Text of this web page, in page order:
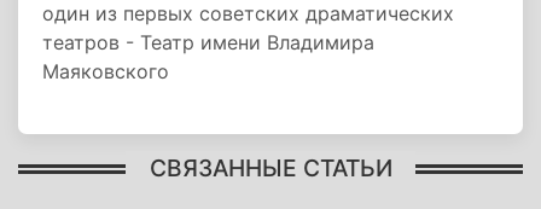
один из первых советских драматических
театров - Театр имени Владимира
Маяковского
СВЯЗАННЫЕ СТАТЬИ